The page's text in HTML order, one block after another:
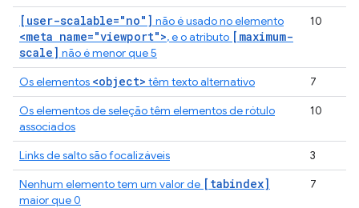
[user-scalable="no"] não é usado no elemento
<meta name="viewport">, e o atributo [maximum-
scale] não é menor que 5
10
Os elementos <object> têm texto alternativo
7
Os elementos de seleção têm elementos de rótulo
associados
10
Links de salto são focalizáveis
3
Nenhum elemento tem um valor de [tabindex]
maior que 0
7